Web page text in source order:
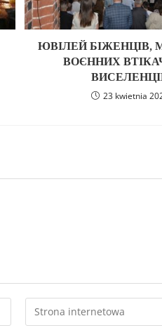
ЮВІЛЕЙ БІЖЕНЦІВ,
ВОЄННИХ
23 kwietnia